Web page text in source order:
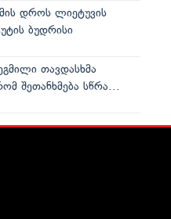
დროს ლიეტუვის
ბუდრისი
თავდასხმა
შეთანხმება სწრა...